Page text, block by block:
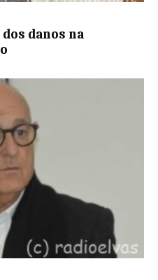
danos na